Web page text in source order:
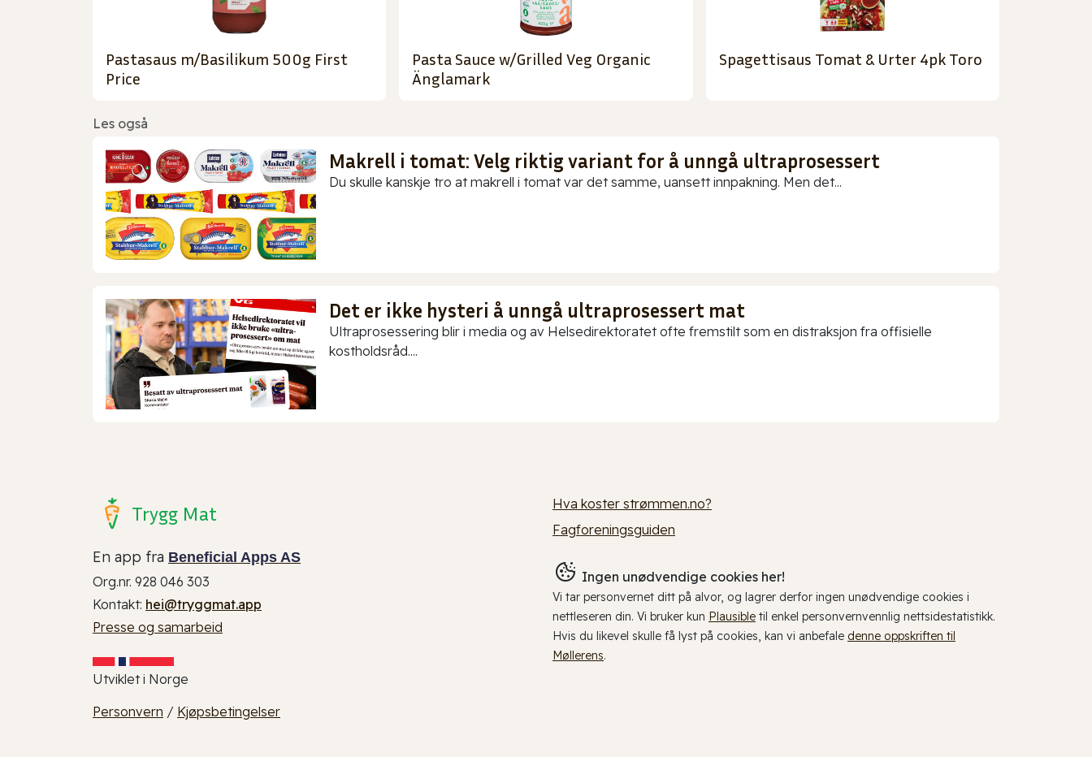
Pastasaus m/Basilikum 500g First
Price
Pasta Sauce w/Grilled Veg Organic
Änglamark
Spagettisaus Tomat & Urter 4pk Toro
Les også
Makrell i tomat: Velg riktig variant for å unngå ultraprosessert
Du skulle kanskje tro at makrell i tomat var det samme, uansett innpakning. Men det...
Det er ikke hysteri å unngå ultraprosessert mat
Ultraprosessering blir i media og av Helsedirektoratet ofte fremstilt som en distraksjon fra offisielle
kostholdsråd....
Trygg Mat
En app fra Beneficial Apps AS
Org.nr. 928 046 303
Kontakt: hei@tryggmat.app
Presse og samarbeid
Utviklet i Norge
Personvern / Kjøpsbetingelser
Hva koster strømmen.no?
Fagforeningsguiden
Ingen unødvendige cookies her!
Vi tar personvernet ditt på alvor, og lagrer derfor ingen unødvendige cookies i
nettleseren din. Vi bruker kun Plausible til enkel personvernvennlig nettsidestatistikk.
Hvis du likevel skulle få lyst på cookies, kan vi anbefale denne oppskriften til
Møllerens.